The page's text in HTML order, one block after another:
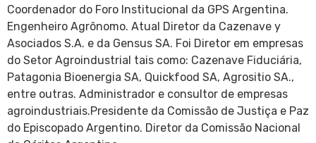
Coordenador do Foro Institucional da GPS Argentina.
Engenheiro Agrônomo. Atual Diretor da Cazenave y
Asociados S.A. e da Gensus SA. Foi Diretor em empresas
do Setor Agroindustrial tais como: Cazenave Fiduciária,
Patagonia Bioenergia SA, Quickfood SA, Agrositio SA.,
entre outras. Administrador e consultor de empresas
agroindustriais.Presidente da Comissão de Justiça e Paz
do Episcopado Argentino. Diretor da Comissão Nacional